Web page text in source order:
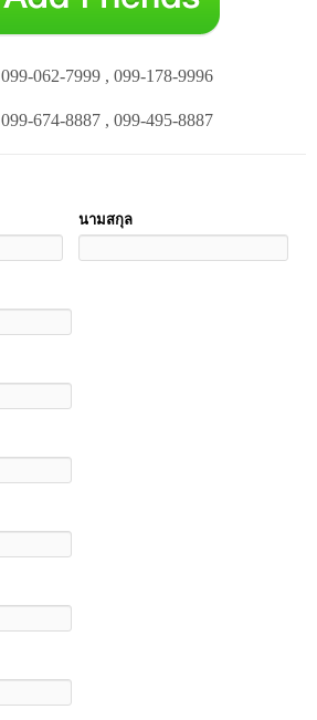
099-062-7999 , 099-178-9996
099-674-8887 , 099-495-8887
นามสกุล